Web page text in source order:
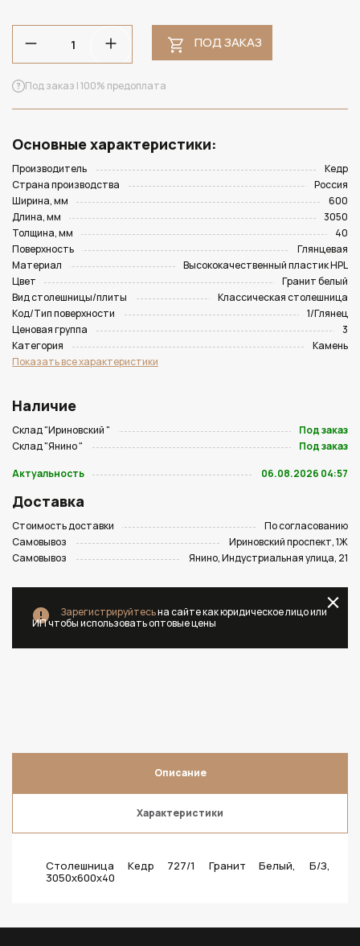
ПОД ЗАКАЗ
Под заказ | 100% предоплата
Основные характеристики:
Производитель
Кедр
Страна производства
Россия
Ширина, мм
600
Длина, мм
3050
Толщина, мм
40
Поверхность
Глянцевая
Материал
Высококачественный пластик HPL
Цвет
Гранит белый
Вид столешницы/плиты
Классическая столешница
Код/Тип поверхности
1/Глянец
Ценовая группа
3
Категория
Камень
Показать все характеристики
Наличие
Склад "Ириновский "
Под заказ
Склад "Янино "
Под заказ
Актуальность
06.08.2026 04:57
Доставка
Стоимость доставки
По согласованию
Самовывоз
Ириновский проспект, 1Ж
Самовывоз
Янино, Индустриальная улица, 21
Зарегистрируйтесьна сайте как юридическое лицо или
ИП чтобы использовать оптовые цены
Описание
Характеристики
Столешница Кедр 727/1 Гранит Белый, Б/З,
3050х600х40